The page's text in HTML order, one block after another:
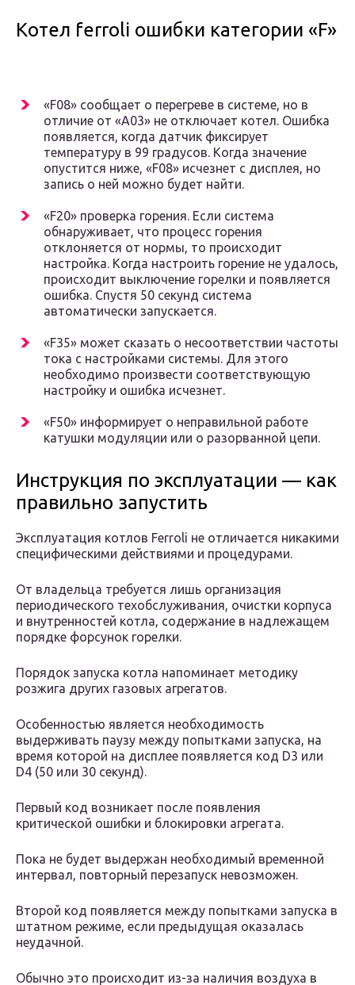
Котел ferroli ошибки категории «F»
«F08» сообщает о перегреве в системе, но в
отличие от «A03» не отключает котел. Ошибка
появляется, когда датчик фиксирует
температуру в 99 градусов. Когда значение
опустится ниже, «F08» исчезнет с дисплея, но
запись о ней можно будет найти.
«F20» проверка горения. Если система
обнаруживает, что процесс горения
отклоняется от нормы, то происходит
настройка. Когда настроить горение не удалось,
происходит выключение горелки и появляется
ошибка. Спустя 50 секунд система
автоматически запускается.
«F35» может сказать о несоответствии частоты
тока с настройками системы. Для этого
необходимо произвести соответствующую
настройку и ошибка исчезнет.
«F50» информирует о неправильной работе
катушки модуляции или о разорванной цепи.
Инструкция по эксплуатации — как
правильно запустить
Эксплуатация котлов Ferroli не отличается никакими
специфическими действиями и процедурами.
От владельца требуется лишь организация
периодического техобслуживания, очистки корпуса
и внутренностей котла, содержание в надлежащем
порядке форсунок горелки.
Порядок запуска котла напоминает методику
розжига других газовых агрегатов.
Особенностью является необходимость
выдерживать паузу между попытками запуска, на
время которой на дисплее появляется код D3 или
D4 (50 или 30 секунд).
Первый код возникает после появления
критической ошибки и блокировки агрегата.
Пока не будет выдержан необходимый временной
интервал, повторный перезапуск невозможен.
Второй код появляется между попытками запуска в
штатном режиме, если предыдущая оказалась
неудачной.
Обычно это происходит из-за наличия воздуха в